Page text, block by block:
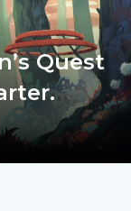
Quest